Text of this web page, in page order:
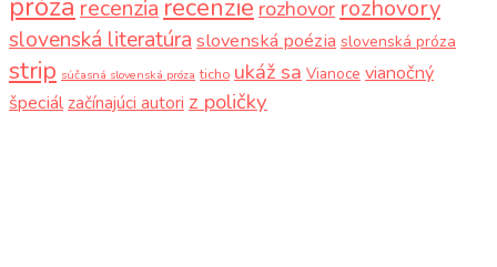
recenzia recenzie rozhovor rozhovory
slovenská literatúra slovenská poézia slovenská próza
strip súčasná slovenská próza ticho ukáž sa Vianoce vianočný
špeciál začínajúci autori z poličky